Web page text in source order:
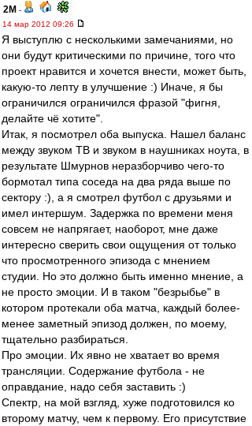
2M -
14 мар 2012 09:26
Я выступлю с несколькими замечаниями, но
они будут критическими по причине, того что
проект нравится и хочется внести, может быть,
какую-то лепту в улучшение :) Иначе, я бы
ограничился ограничился фразой "фигня,
делайте чё хотите".
Итак, я посмотрел оба выпуска. Нашел баланс
между звуком ТВ и звуком в наушниках ноута, в
результате Шмурнов неразборчиво чего-то
бормотал типа соседа на два ряда выше по
сектору :), а я смотрел футбол с друзьями и
имел интершум. Задержка по времени меня
совсем не напрягает, наоборот, мне даже
интересно сверить свои ощущения от только
что просмотренного эпизода с мнением
студии. Но это должно быть именно мнение, а
не просто эмоции. И в таком "безрыбье" в
котором протекали оба матча, каждый более-
менее заметный эпизод должен, по моему,
тщательно разбираться.
Про эмоции. Их явно не хватает во время
трансляции. Содержание футбола - не
оправдание, надо себя заставить :)
Спектр, на мой взгляд, хуже подготовился ко
второму матчу, чем к первому. Его присутствие